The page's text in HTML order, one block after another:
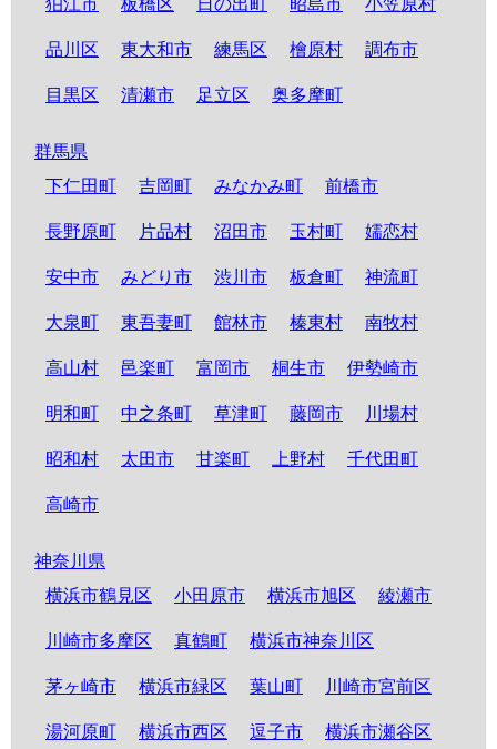
狛江市 板橋区 日の出町 昭島市 小笠原村
品川区 東大和市 練馬区 檜原村 調布市
目黒区 清瀬市 足立区 奥多摩町
群馬県
下仁田町
吉岡町 みなかみ町 前橋市
長野原町 片品村 沼田市 玉村町 嬬恋村
安中市 みどり市 渋川市 板倉町 神流町
大泉町 東吾妻町 館林市 榛東村 南牧村
高山村 邑楽町 富岡市 桐生市 伊勢崎市
明和町 中之条町 草津町 藤岡市 川場村
昭和村 太田市 甘楽町 上野村 千代田町
高崎市
神奈川県
横浜市鶴見区
小田原市 横浜市旭区 綾瀬市
川崎市多摩区 真鶴町 横浜市神奈川区
茅ヶ崎市 横浜市緑区 葉山町 川崎市宮前区
湯河原町 横浜市西区 逗子市 横浜市瀬谷区